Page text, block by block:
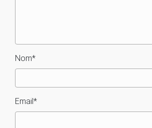
Nom*
Email*